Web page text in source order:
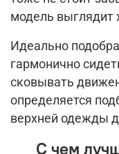
модель выглядит
Идеально
гармонично
сковывать
определяется
верхней одежды
С чем